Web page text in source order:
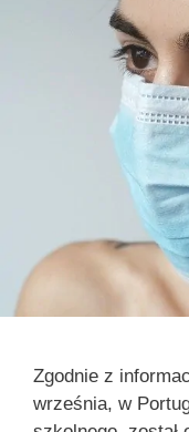
Zgodnie z
września, w